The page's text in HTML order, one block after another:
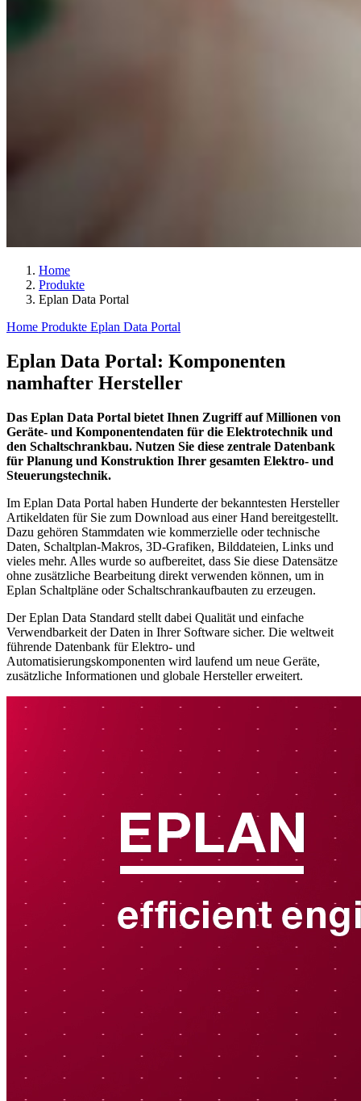
Home
Produkte
Eplan Data Portal
Home Produkte Eplan Data Portal
Eplan Data Portal: Komponenten
namhafter Hersteller
Das Eplan Data Portal bietet Ihnen Zugriff auf Millionen von
Geräte- und Komponentendaten für die Elektrotechnik und
den Schaltschrankbau. Nutzen Sie diese zentrale Datenbank
für Planung und Konstruktion Ihrer gesamten Elektro- und
Steuerungstechnik.
Im Eplan Data Portal haben Hunderte der bekanntesten Hersteller
Artikeldaten für Sie zum Download aus einer Hand bereitgestellt.
Dazu gehören Stammdaten wie kommerzielle oder technische
Daten, Schaltplan-Makros, 3D-Grafiken, Bilddateien, Links und
vieles mehr. Alles wurde so aufbereitet, dass Sie diese Datensätze
ohne zusätzliche Bearbeitung direkt verwenden können, um in
Eplan Schaltpläne oder Schaltschrankaufbauten zu erzeugen.
Der Eplan Data Standard stellt dabei Qualität und einfache
Verwendbarkeit der Daten in Ihrer Software sicher. Die weltweit
führende Datenbank für Elektro- und
Automatisierungskomponenten wird laufend um neue Geräte,
zusätzliche Informationen und globale Hersteller erweitert.